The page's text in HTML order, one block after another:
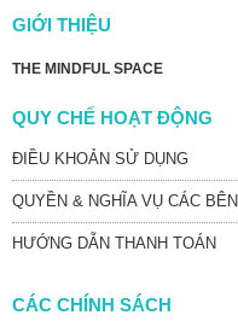
GIỚI THIỆU
THE MINDFUL SPACE
QUY CHẾ HOẠT ĐỘNG
ĐIỀU KHOẢN SỬ DỤNG
QUYỀN & NGHĨA VỤ CÁC BÊN
HƯỚNG DẪN THANH TOÁN
CÁC CHÍNH SÁCH